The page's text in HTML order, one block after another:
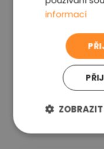
Kontrolní
informací